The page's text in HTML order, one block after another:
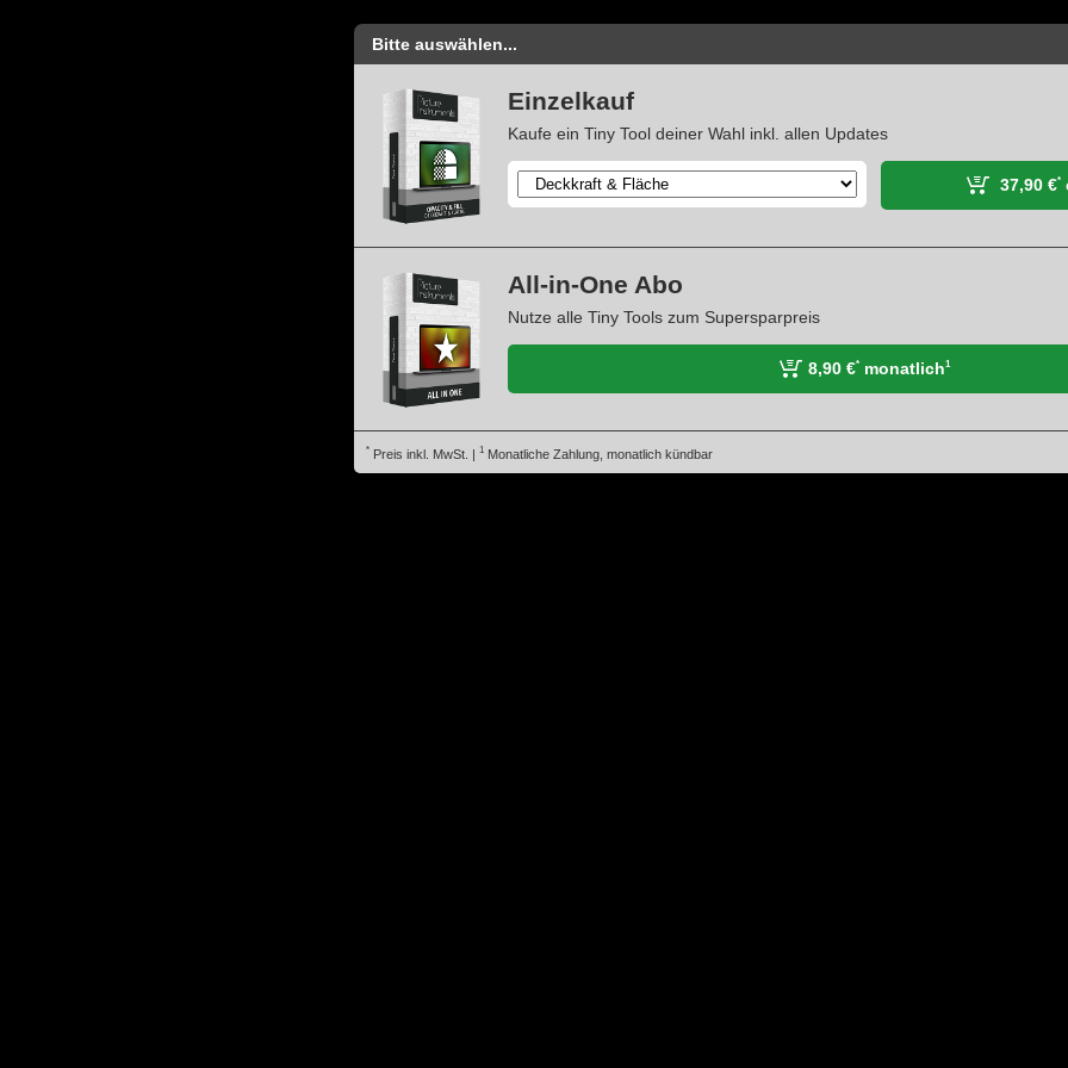
Bitte auswählen...
Einzelkauf
Kaufe ein Tiny Tool deiner Wahl inkl. allen Updates
37,90 €*
All-in-One Abo
Nutze alle Tiny Tools zum Supersparpreis
8,90 €*monatlich1
* Preis inkl. MwSt. | 1 Monatliche Zahlung, monatlich kündbar